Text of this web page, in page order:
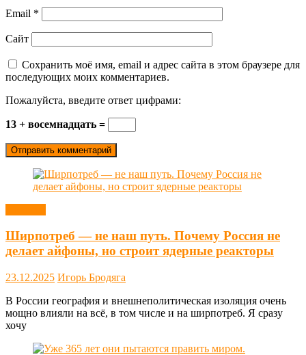
Email *
Сайт
Сохранить моё имя, email и адрес сайта в этом браузере для
последующих моих комментариев.
Пожалуйста, введите ответ цифрами:
13 + восемнадцать =
Ширпотреб — не наш путь. Почему Россия не
делает айфоны, но строит ядерные реакторы
23.12.2025 Игорь Бродяга
В России география и внешнеполитическая изоляция очень
мощно влияли на всё, в том числе и на ширпотреб. Я сразу
хочу